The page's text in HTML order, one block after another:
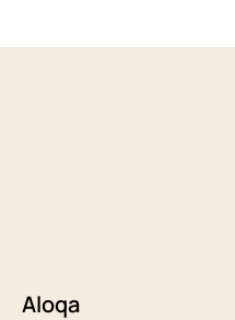
Aloqa